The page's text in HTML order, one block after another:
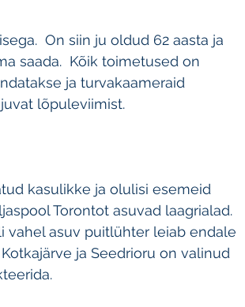
On siin ju oldud 62 aasta ja
saada.  Kõik toimetused on
ja turvakaameraid
lõpuleviimist.
kasulikke ja olulisi esemeid
Torontot asuvad laagrialad.
vahel asuv puitlühter leiab endale
ja Seedrioru on valinud